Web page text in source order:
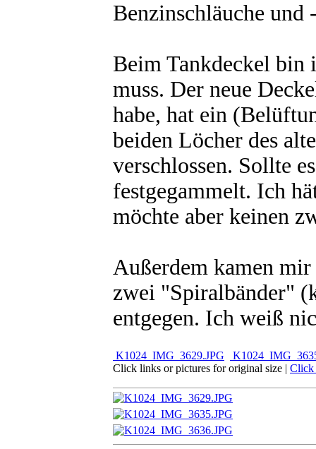
Benzinschläuche
Beim Tankdeckel bin
muss. Der neue
habe, hat ein
beiden Löcher des
verschlossen. Sollte
festgegammelt. Ich
möchte aber keinen
Außerdem kamen
zwei "Spiralbänder"
entgegen. Ich weiß
K1024_IMG_3629.JPG
Click links or pictures for original size | Click